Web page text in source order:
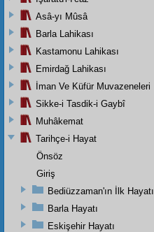
Asâ-yı Mûsâ
Barla Lahikası
Kastamonu Lahikası
Emirdağ Lahikası
İman Ve Küfür Muvazeneleri
Sikke-i Tasdik-i Gaybî
Muhâkemat
Tarihçe-i Hayat
Önsöz
Giriş
Bediüzzaman'ın İlk Hayatı
Barla Hayatı
Eskişehir Hayatı